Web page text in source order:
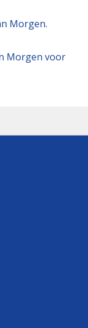
Morgen.
Morgen voor